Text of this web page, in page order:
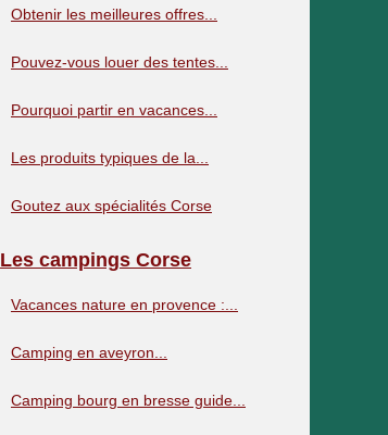
Obtenir les meilleures offres...
Pouvez-vous louer des tentes...
Pourquoi partir en vacances...
Les produits typiques de la...
Goutez aux spécialités Corse
Les campings Corse
Vacances nature en provence :...
Camping en aveyron...
Camping bourg en bresse guide...